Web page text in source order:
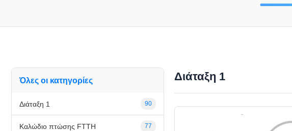
Όλες οι κατηγορίες
Διάταξη 1 90
Καλώδιο πτώσης FTTH 77
Διάταξη 1